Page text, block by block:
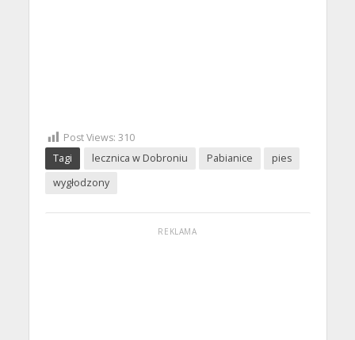
Post Views: 310
Tagi
lecznica w Dobroniu Pabianice
pies
wygłodzony
REKLAMA